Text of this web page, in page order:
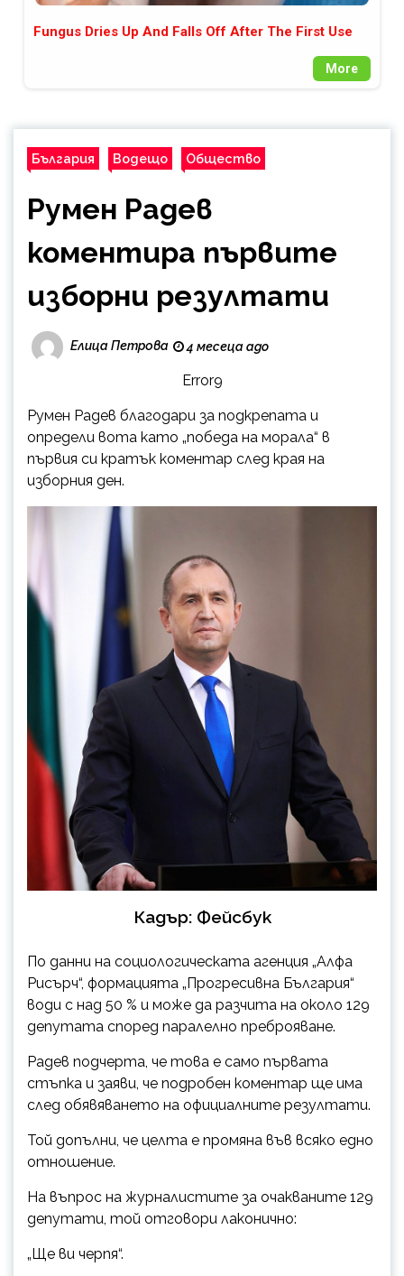
Fungus Dries Up And Falls Off After The First Use
More
България Водещо Общество
Румен Радев
коментира първите
изборни резултати
Елица Петрова 4 месеца ago
Error9
Румен Радев благодари за подкрепата и
определи вота като „победа на морала“ в
първия си кратък коментар след края на
изборния ден.
Кадър: Фейсбук
По данни на социологическата агенция „Алфа
Рисърч“, формацията „Прогресивна България“
води с над 50 % и може да разчита на около 129
депутата според паралелно преброяване.
Радев подчерта, че това е само първата
стъпка и заяви, че подробен коментар ще има
след обявяването на официалните резултати.
Той допълни, че целта е промяна във всяко едно
отношение.
На въпрос на журналистите за очакваните 129
депутати, той отговори лаконично:
„Ще ви черпя“.